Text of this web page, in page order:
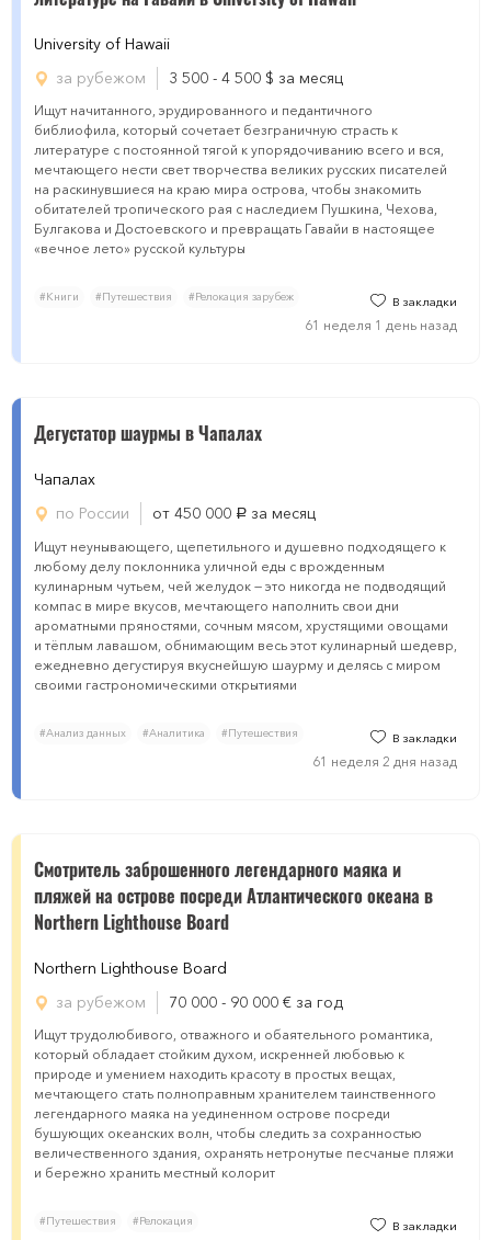
University of Hаwаii
за рубежом
3 500 - 4 500 $ за месяц
Ищут начитанного, эрудированного и педантичного
библиофила, который сочетает безграничную страсть к
литературе с постоянной тягой к упорядочиванию всего и вся,
мечтающего нести свет творчества великих русских писателей
на раскинувшиеся на краю мира острова, чтобы знакомить
обитателей тропического рая с наследием Пушкина, Чехова,
Булгакова и Достоевского и превращать Гавайи в настоящее
«вечное лето» русской культуры
#Книги #Путешествия #Релокация зарубеж В закладки
61 неделя 1 день назад
Дегустатор шaурмы в Чапалах
Чапалах
по России
от 450 000 руб. за месяц
Ищут неунывающего, щепетильного и душевно подходящего к
любому делу поклонника уличной еды с врожденным
кулинарным чутьем, чей желудок — это никогда не подводящий
компас в мире вкусов, мечтающего наполнить свои дни
ароматными пряностями, сочным мясом, хрустящими овощами
и тёплым лавашом, обнимающим весь этот кулинарный шедевр,
ежедневно дегустируя вкуснейшую шаурму и делясь с миром
своими гастрономическими открытиями
#Анализ данных #Аналитика #Путешествия В закладки
61 неделя 2 дня назад
Смотритель заброшенного легендарного маяка и
пляжей на острове посреди Атлантического океана в
Northern Lighthouse Board
Northern Lighthouse Board
за рубежом
70 000 - 90 000 € за год
Ищут трудолюбивого, отважного и обаятельного романтика,
который обладает стойким духом, искренней любовью к
природе и умением находить красоту в простых вещах,
мечтающего стать полноправным хранителем таинственного
легендарного маяка на уединенном острове посреди
бушующих океанских волн, чтобы следить за сохранностью
величественного здания, охранять нетронутые песчаные пляжи
и бережно хранить местный колорит
#Путешествия #Релокация В закладки